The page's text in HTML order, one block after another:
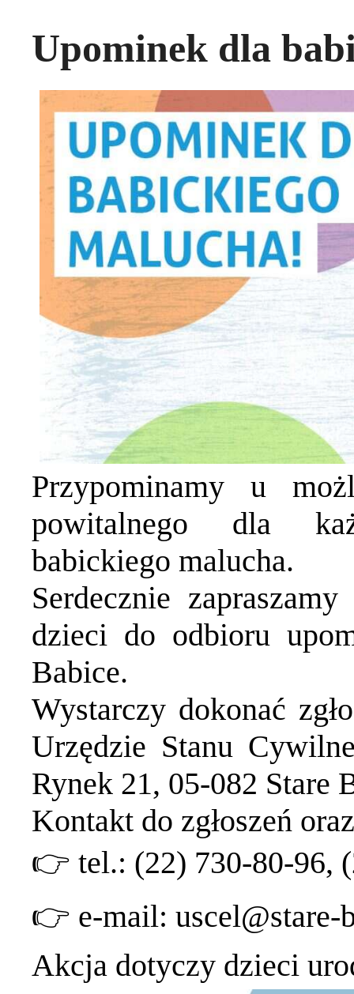
Upominek dla
Przypominamy u
powitalnego dla
babickiego malucha.
Serdecznie
dzieci do odbioru
Babice.
Wystarczy dokonać
Urzędzie Stanu
Rynek 21, 05-082 Stare
Kontakt do zgłoszeń
👉 tel.: (22) 730-80-96,
👉 e-mail: uscel@stare-
Akcja dotyczy dzieci